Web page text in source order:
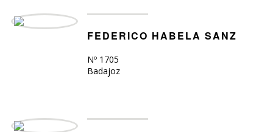
FEDERICO HABELA SANZ
Nº 1705
Badajoz